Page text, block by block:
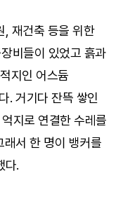
, 재건축 등을 위한
비들이 있었고 흙과
지인 어스듐
. 거기다 잔뜩 쌓인
지로 연결한 수레를
래서 한 명이 뱅커를
다.